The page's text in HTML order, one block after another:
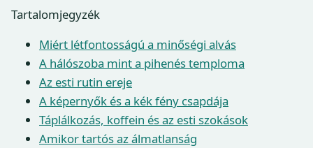
Tartalomjegyzék
Miért létfontosságú a minőségi alvás
A hálószoba mint a pihenés temploma
Az esti rutin ereje
A képernyők és a kék fény csapdája
Táplálkozás, koffein és az esti szokások
Amikor tartós az álmatlanság